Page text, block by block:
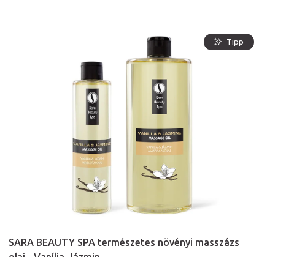
Tipp
SARA BEAUTY SPA természetes növényi masszázs